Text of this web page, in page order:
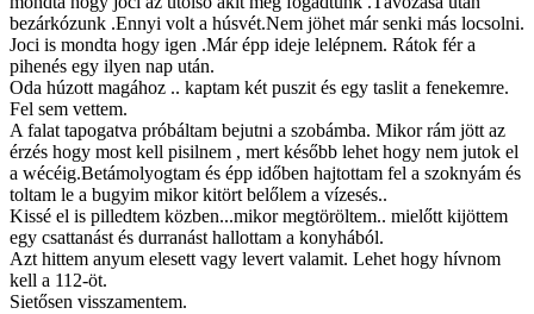
bezárkózunk .Ennyi volt a húsvét.Nem jöhet már senki más locsolni.
Joci is mondta hogy igen .Már épp ideje lelépnem. Rátok fér a
pihenés egy ilyen nap után.
Oda húzott magához .. kaptam két puszit és egy taslit a fenekemre.
Fel sem vettem.
A falat tapogatva próbáltam bejutni a szobámba. Mikor rám jött az
érzés hogy most kell pisilnem , mert később lehet hogy nem jutok el
a wécéig.Betámolyogtam és épp időben hajtottam fel a szoknyám és
toltam le a bugyim mikor kitört belőlem a vízesés..
Kissé el is pilledtem közben...mikor megtöröltem.. mielőtt kijöttem
egy csattanást és durranást hallottam a konyhából.
Azt hittem anyum elesett vagy levert valamit. Lehet hogy hívnom
kell a 112-öt.
Sietősen visszamentem.